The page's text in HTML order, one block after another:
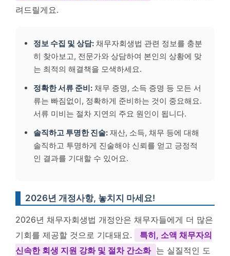
려드릴게요.
정보 수집 및 상담: 채무자회생법 관련 정보를 충분
히 찾아보고, 전문가와 상담하여 본인의 상황에 맞
는 최적의 해결책을 모색하세요.
정확한 서류 준비: 채무 증명, 소득 증명 등 모든 서
류는 빠짐없이, 정확하게 준비하는 것이 중요해요.
서류 미비는 절차 지연의 주요 원인이 됩니다.
솔직하고 투명한 진술: 재산, 소득, 채무 등에 대해
솔직하고 투명하게 진술해야 신뢰를 얻고 긍정적
인 결과를 기대할 수 있어요.
2026년 개정사항, 놓치지 마세요!
2026년 채무자회생법 개정안은 채무자들에게 더 많은
기회를 제공할 것으로 기대돼요.
특히, 소액 채무자의
신속한 회생 지원 강화 및 절차 간소화 는 실질적인 도